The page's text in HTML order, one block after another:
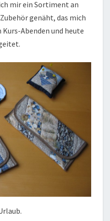
mir ein Sortiment an
genäht, das mich
Abenden und heute